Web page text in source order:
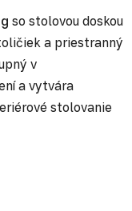
so stolovou doskou
a priestranný
v
a vytvára
stolovanie